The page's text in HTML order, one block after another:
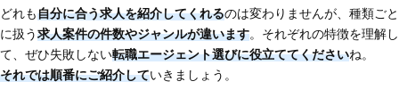
どれも自分に合う求人を紹介してくれるのは変わりませんが、種類ごと
に扱う求人案件の件数やジャンルが違います。それぞれの特徴を理解し
て、ぜひ失敗しない転職エージェント選びに役立ててくださいね。
それでは順番にご紹介していきましょう。